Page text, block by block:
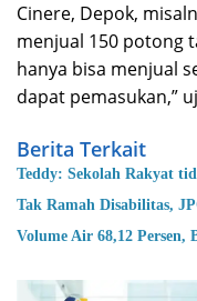
Cinere, Depok,
menjual 150 potong
hanya bisa menjual
dapat pemasukan,”
Berita Terkait
Teddy: Sekolah Rakyat
Tak Ramah Disabilitas,
Volume Air 68,12 Persen,